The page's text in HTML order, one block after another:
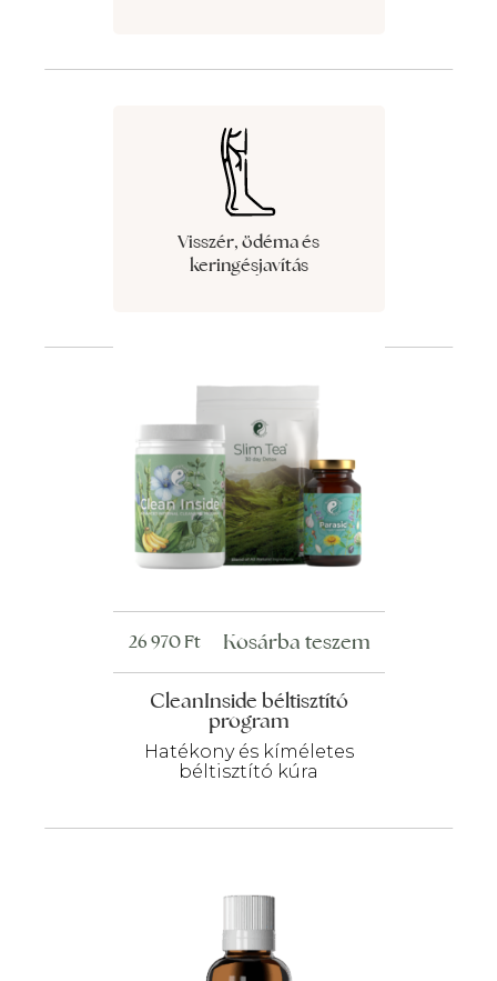
Visszér, ödéma és
keringésjavítás
CleanInside béltisztító
program
Hatékony és kíméletes
béltisztító kúra
26 970Ft Kosárba teszem